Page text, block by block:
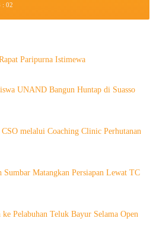
: 02
Paripurna Istimewa
UNAND Bangun Huntap di Suasso
melalui Coaching Clinic Perhutanan
Matangkan Persiapan Lewat TC
Pelabuhan Teluk Bayur Selama Open